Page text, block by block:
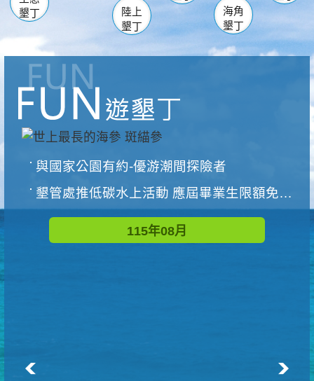
墾丁
陸上
墾丁
海角
墾丁
與國家公園有約-優游潮間探險者
墾管處推低碳水上活動 應屆畢業生限額免費參加
115年08月